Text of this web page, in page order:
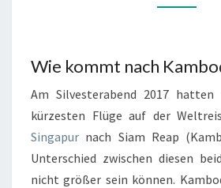
Wie kommt nach
Am Silvesterabend 2017
kürzesten Flüge auf der
Singapur nach Siam Reap
Unterschied zwischen diesen
nicht größer sein können.